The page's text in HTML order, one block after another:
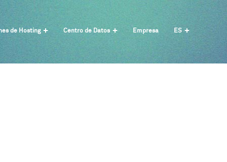
de Hosting Centro de Datos Empresa ES